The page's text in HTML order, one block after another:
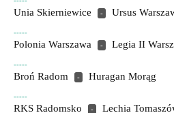
Unia Skierniewice - Ursus
-----
Polonia Warszawa - Legia II
-----
Broń Radom - Huragan Morąg
-----
RKS Radomsko - Lechia